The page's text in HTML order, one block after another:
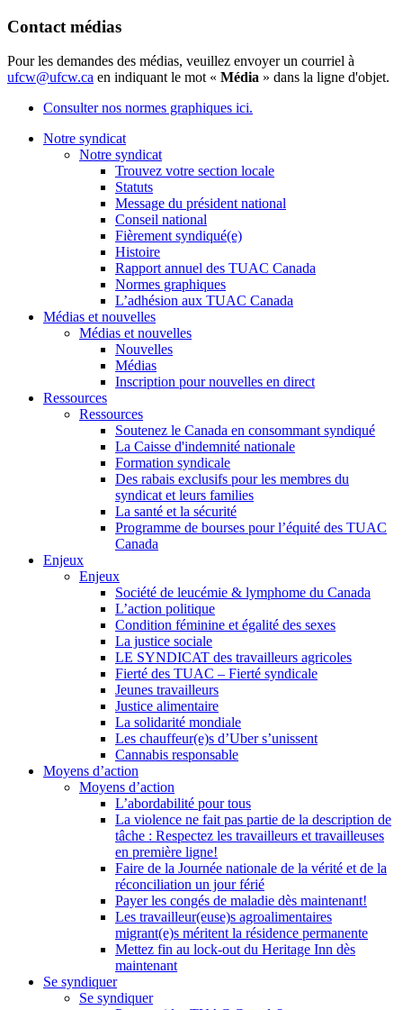
Contact médias
Pour les demandes des médias, veuillez envoyer un courriel à
ufcw@ufcw.ca en indiquant le mot « Média » dans la ligne d'objet.
Consulter nos normes graphiques ici.
Notre syndicat
Notre syndicat
Trouvez votre section locale
Statuts
Message du président national
Conseil national
Fièrement syndiqué(e)
Histoire
Rapport annuel des TUAC Canada
Normes graphiques
L’adhésion aux TUAC Canada
Médias et nouvelles
Médias et nouvelles
Nouvelles
Médias
Inscription pour nouvelles en direct
Ressources
Ressources
Soutenez le Canada en consommant syndiqué
La Caisse d'indemnité nationale
Formation syndicale
Des rabais exclusifs pour les membres du
syndicat et leurs families
La santé et la sécurité
Programme de bourses pour l’équité des TUAC
Canada
Enjeux
Enjeux
Société de leucémie & lymphome du Canada
L’action politique
Condition féminine et égalité des sexes
La justice sociale
LE SYNDICAT des travailleurs agricoles
Fierté des TUAC – Fierté syndicale
Jeunes travailleurs
Justice alimentaire
La solidarité mondiale
Les chauffeur(e)s d’Uber s’unissent
Cannabis responsable
Moyens d’action
Moyens d’action
L’abordabilité pour tous
La violence ne fait pas partie de la description de
tâche : Respectez les travailleurs et travailleuses
en première ligne!
Faire de la Journée nationale de la vérité et de la
réconciliation un jour férié
Payer les congés de maladie dès maintenant!
Les travailleur(euse)s agroalimentaires
migrant(e)s méritent la résidence permanente
Mettez fin au lock-out du Heritage Inn dès
maintenant
Se syndiquer
Se syndiquer